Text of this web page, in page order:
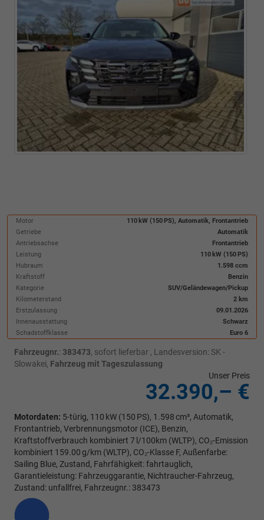
Motor
110 kW (150 PS), Automatik, Frontantrieb
Getriebe
Automatik
Antriebsachse
Frontantrieb
Leistung
110 kW (150 PS)
Hubraum
1.598 ccm
Kraftstoff
Benzin
Kategorie
SUV/Geländewagen/Pickup
Kilometerstand
2 km
Erstzulassung
09.01.2026
Innenausstattung
Schwarz
Schadstoffklasse
Euro 6
Fahrzeugnr.: 383473, sofort lieferbar , Landesversion: SK -
Slowakei, Fahrzeug mit Tageszulassung
Unser Preis
32.390,– €
Motordaten: 5-türig, 110 kW (150 PS), 1.598 cm³, Automatik,
Frontantrieb, Verbrennungsmotor (ICE), Benzin,
Kraftstoffverbrauch kombiniert 7 l/100km (WLTP), CO₂-Emission
kombiniert 159.00 g/km (WLTP), CO₂-Klasse F, Außenfarbe:
Sailing Blue, Zustand, Fahrfähigkeit: fahrtauglich,
Garantieleistung: Fahrzeuggarantie, Nichtraucher-Fahrzeug,
Zustand: unfallfrei, Fahrzeugnr.: 383473